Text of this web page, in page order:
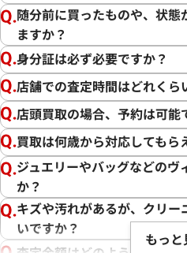
随分前に買ったものや、状
ますか？
身分証は必ず必要ですか？
店舗での査定時間はどれくら
店頭買取の場合、予約は可能
買取は何歳から対応してもら
ジュエリーやバッグなどの
か？
キズや汚れがあるが、クリ
いですか？
もっと